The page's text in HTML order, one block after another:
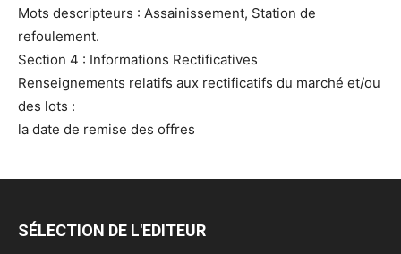
Mots descripteurs : Assainissement, Station de
refoulement.
Section 4 : Informations Rectificatives
Renseignements relatifs aux rectificatifs du marché et/ou
des lots :
la date de remise des offres
SÉLECTION DE L'EDITEUR